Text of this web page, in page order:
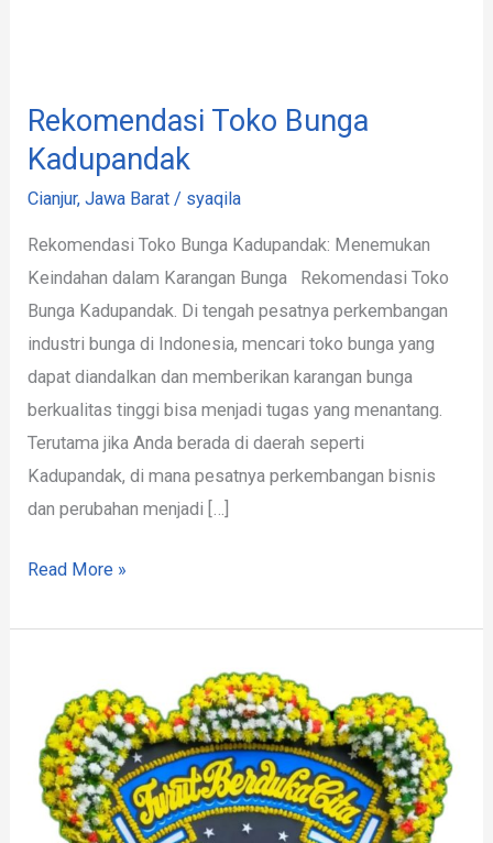
Rekomendasi Toko Bunga
Kadupandak
Cianjur,Jawa Barat / syaqila
Rekomendasi Toko Bunga Kadupandak: Menemukan
Keindahan dalam Karangan Bunga Rekomendasi Toko
Bunga Kadupandak. Di tengah pesatnya perkembangan
industri bunga di Indonesia, mencari toko bunga yang
dapat diandalkan dan memberikan karangan bunga
berkualitas tinggi bisa menjadi tugas yang menantang.
Terutama jika Anda berada di daerah seperti
Kadupandak, di mana pesatnya perkembangan bisnis
dan perubahan menjadi […]
Read More »
Karangan
Bunga
Kadupandak